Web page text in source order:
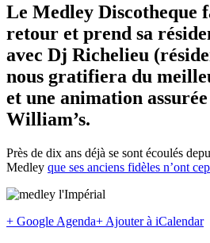
Le Medley Discotheque
retour et prend sa
avec Dj Richelieu
nous gratifiera du
et une animation
William’s.
Près de dix ans déjà se sont écoulés
Medley que ses anciens fidèles n’ont
+ Google Agenda+ Ajouter à iCalendar